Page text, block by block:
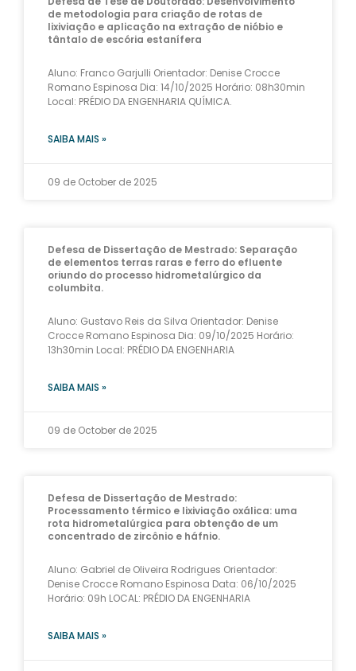
de metodologia para criação de rotas de
lixiviação e aplicação na extração de nióbio e
tântalo de escória estanífera
Aluno: Franco Garjulli Orientador: Denise Crocce
Romano Espinosa Dia: 14/10/2025 Horário: 08h30min
Local: PRÉDIO DA ENGENHARIA QUÍMICA.
SAIBA MAIS »
09 de October de 2025
Defesa de Dissertação de Mestrado: Separação
de elementos terras raras e ferro do efluente
oriundo do processo hidrometalúrgico da
columbita.
Aluno: Gustavo Reis da Silva Orientador: Denise
Crocce Romano Espinosa Dia: 09/10/2025 Horário:
13h30min Local: PRÉDIO DA ENGENHARIA
SAIBA MAIS »
09 de October de 2025
Defesa de Dissertação de Mestrado:
Processamento térmico e lixiviação oxálica: uma
rota hidrometalúrgica para obtenção de um
concentrado de zircônio e háfnio.
Aluno: Gabriel de Oliveira Rodrigues Orientador:
Denise Crocce Romano Espinosa Data: 06/10/2025
Horário: 09h LOCAL: PRÉDIO DA ENGENHARIA
SAIBA MAIS »